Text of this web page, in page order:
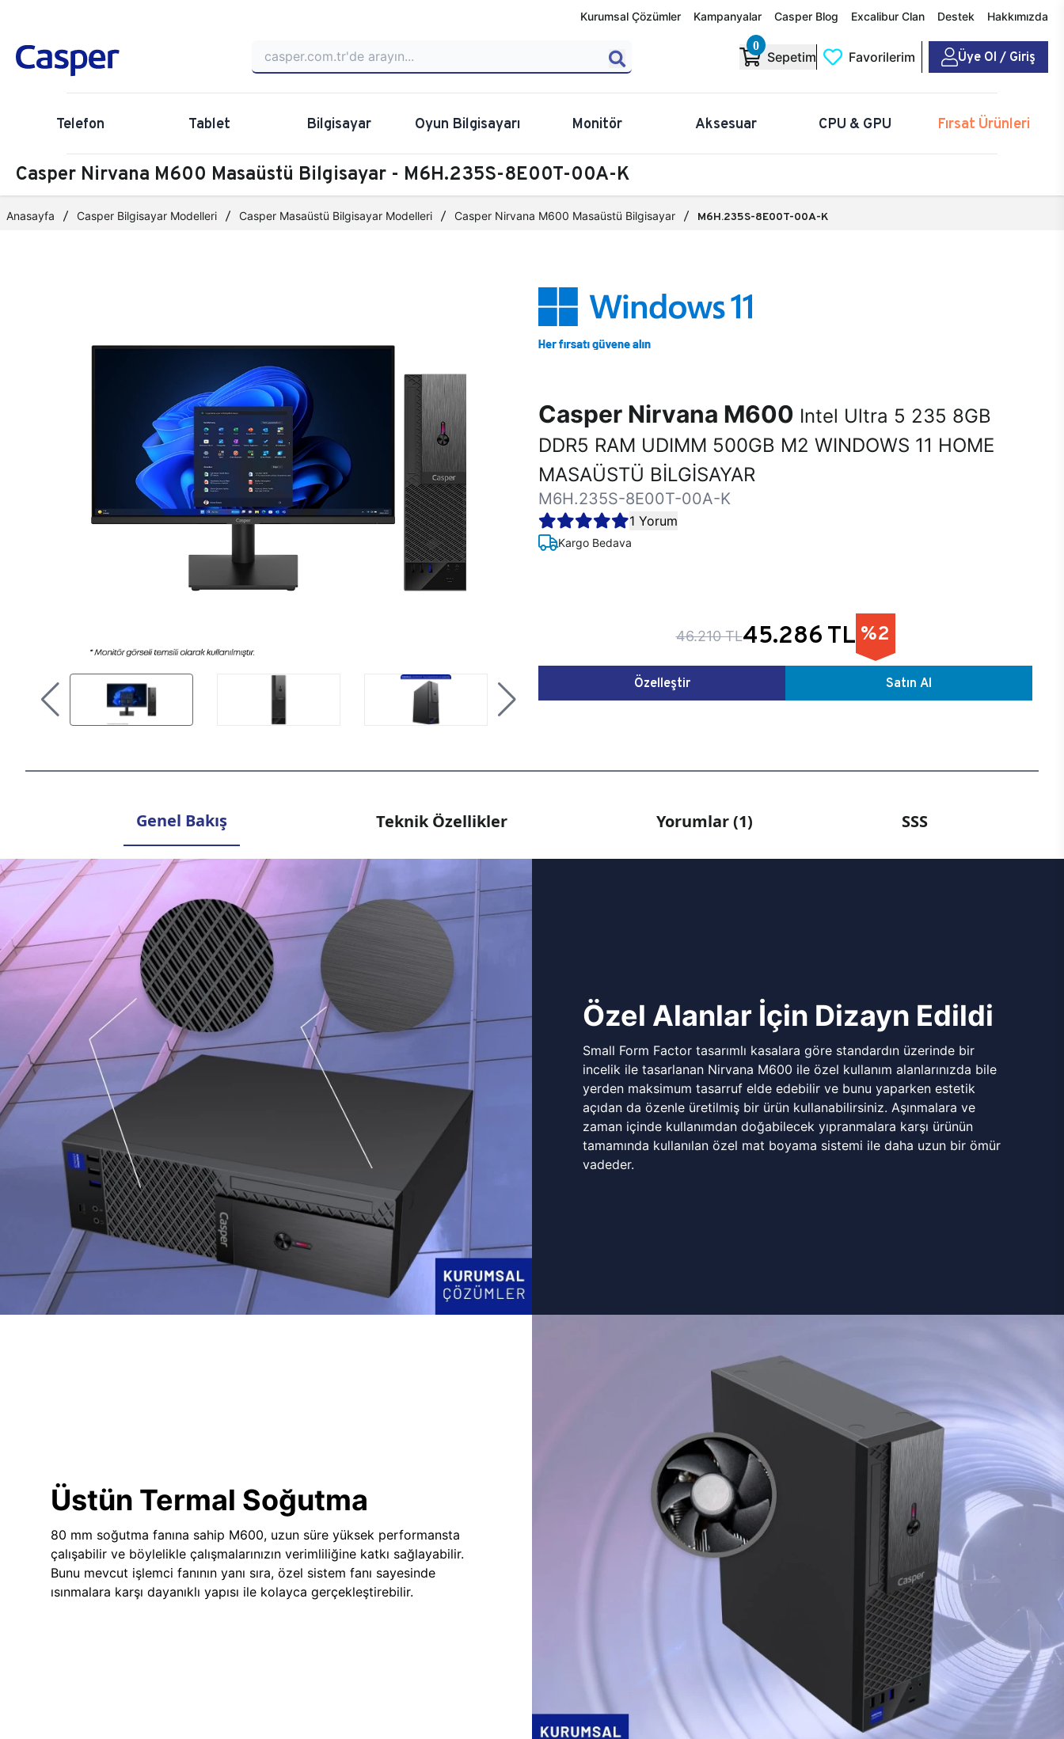
Kurumsal Çözümler Kampanyalar Casper Blog Excalibur Clan Destek Hakkımızda
0
Sepetim Favorilerim Üye Ol / Giriş
Telefon Tablet Bilgisayar Oyun Bilgisayarı Monitör Aksesuar CPU & GPU Fırsat Ürünleri
Casper Nirvana M600 Masaüstü Bilgisayar - M6H.235S-8E00T-00A-K
Anasayfa Casper Bilgisayar Modelleri Casper Masaüstü Bilgisayar Modelleri Casper Nirvana M600 Masaüstü Bilgisayar M6H.235S-8E00T-00A-K
Casper Nirvana M600 Intel Ultra 5 235 8GB
DDR5 RAM UDIMM 500GB M2 WINDOWS 11 HOME
MASAÜSTÜ BİLGİSAYAR
M6H.235S-8E00T-00A-K
1 Yorum
Kargo Bedava
46.210 TL45.286 TL %2
Özelleştir Satın Al
Genel Bakış Teknik Özellikler Yorumlar (1) SSS
Özel Alanlar İçin Dizayn Edildi
Small Form Factor tasarımlı kasalara göre standardın üzerinde bir
incelik ile tasarlanan Nirvana M600 ile özel kullanım alanlarınızda bile
yerden maksimum tasarruf elde edebilir ve bunu yaparken estetik
açıdan da özenle üretilmiş bir ürün kullanabilirsiniz. Aşınmalara ve
zaman içinde kullanımdan doğabilecek yıpranmalara karşı ürünün
tamamında kullanılan özel mat boyama sistemi ile daha uzun bir ömür
vadeder.
Üstün Termal Soğutma
80 mm soğutma fanına sahip M600, uzun süre yüksek performansta
çalışabilir ve böylelikle çalışmalarınızın verimliliğine katkı sağlayabilir.
Bunu mevcut işlemci fanının yanı sıra, özel sistem fanı sayesinde
ısınmalara karşı dayanıklı yapısı ile kolayca gerçekleştirebilir.